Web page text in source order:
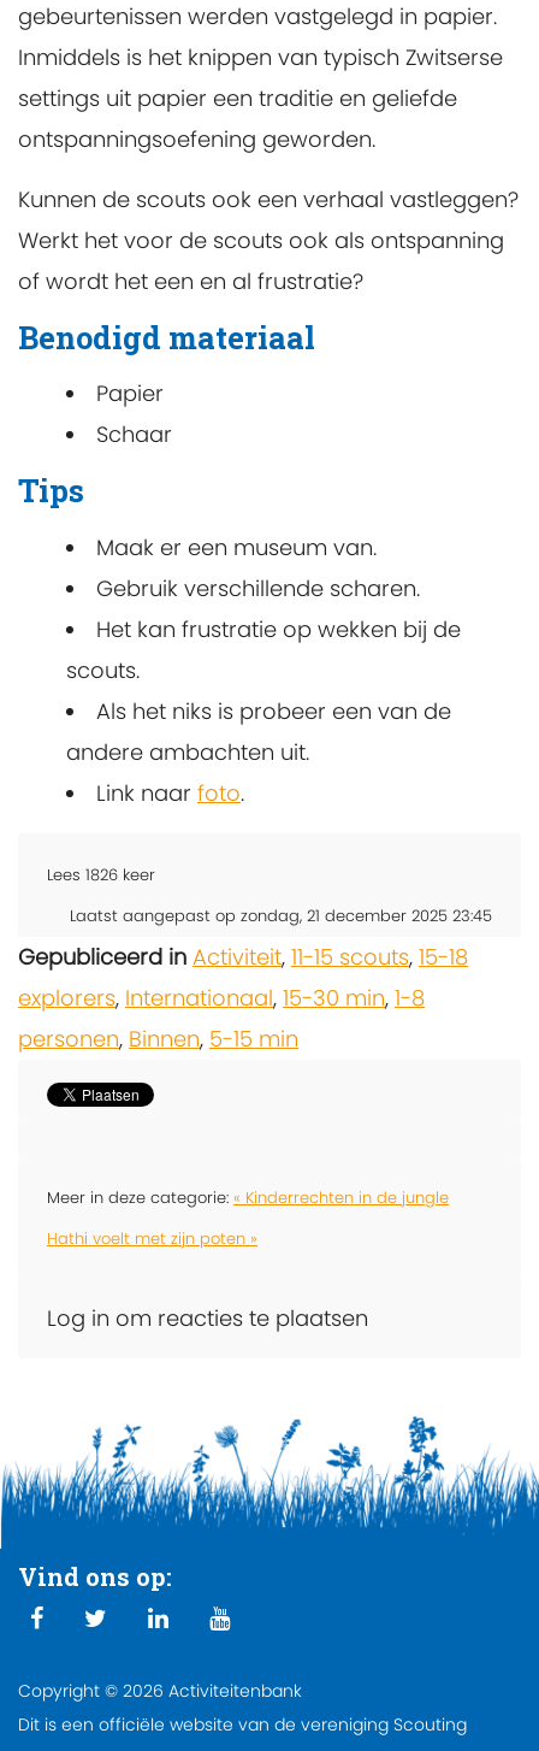
gebeurtenissen werden vastgelegd in papier.
Inmiddels is het knippen van typisch Zwitserse
settings uit papier een traditie en geliefde
ontspanningsoefening geworden.
Kunnen de scouts ook een verhaal vastleggen?
Werkt het voor de scouts ook als ontspanning
of wordt het een en al frustratie?
Benodigd materiaal
Papier
Schaar
Tips
Maak er een museum van.
Gebruik verschillende scharen.
Het kan frustratie op wekken bij de
scouts.
Als het niks is probeer een van de
andere ambachten uit.
Link naar foto.
Lees 1826 keer
Laatst aangepast op zondag, 21 december 2025 23:45
Gepubliceerd in Activiteit, 11-15 scouts, 15-18
explorers, Internationaal, 15-30 min, 1-8
personen, Binnen, 5-15 min
Meer in deze categorie: « Kinderrechten in de jungle
Hathi voelt met zijn poten »
Log in om reacties te plaatsen
Vind ons op:
Copyright © 2026 Activiteitenbank
Dit is een officiële website van de vereniging Scouting